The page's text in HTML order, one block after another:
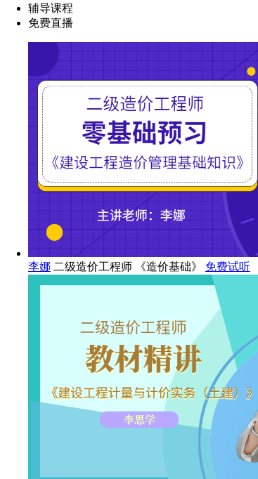
辅导课程
免费直播
李娜 二级造价工程师 《造价基础》 免费试听